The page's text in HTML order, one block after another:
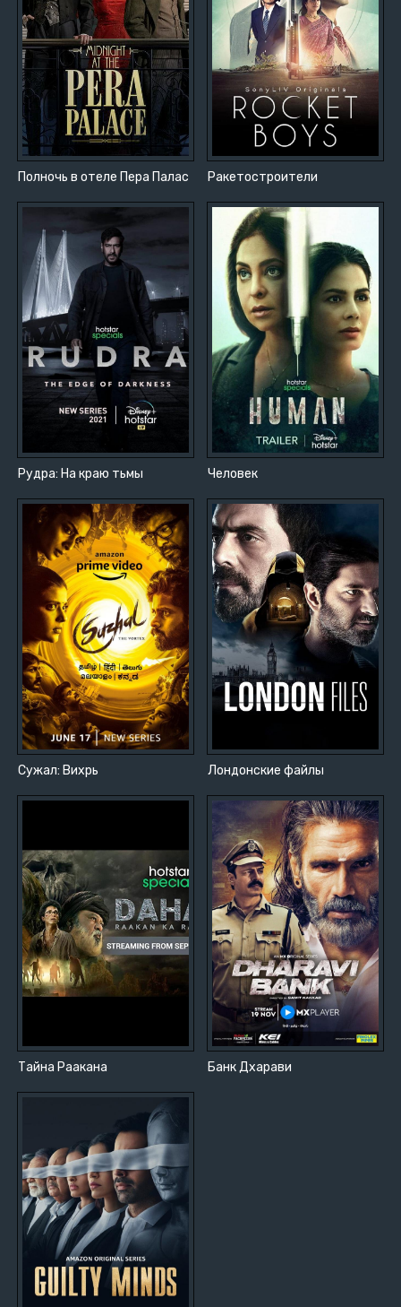
Полночь в отеле Пера Палас Ракетостроители
Рудра: На краю тьмы Человек
Сужал: Вихрь Лондонские файлы
Тайна Раакана Банк Дхарави